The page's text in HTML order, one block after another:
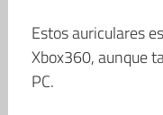
Estos auriculares
Xbox360, aunque
PC.